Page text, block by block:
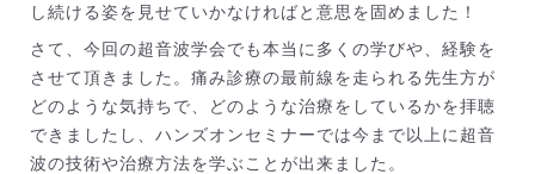
し続ける姿を見せていかなければと意思を固めました！
さて、今回の超音波学会でも本当に多くの学びや、経験を
させて頂きました。痛み診療の最前線を走られる先生方が
どのような気持ちで、どのような治療をしているかを拝聴
できましたし、ハンズオンセミナーでは今まで以上に超音
波の技術や治療方法を学ぶことが出来ました。